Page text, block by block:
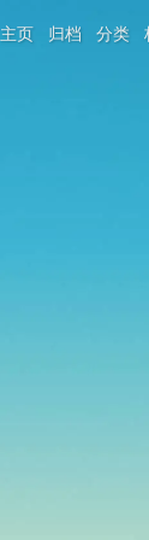
主页 归档 分类